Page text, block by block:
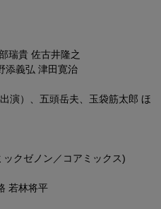
瑞貴 佐古井隆之
添義弘 津田寛治
演）、五頭岳夫、玉袋筋太郎 ほ
クゼノン／コアミックス)
若林将平